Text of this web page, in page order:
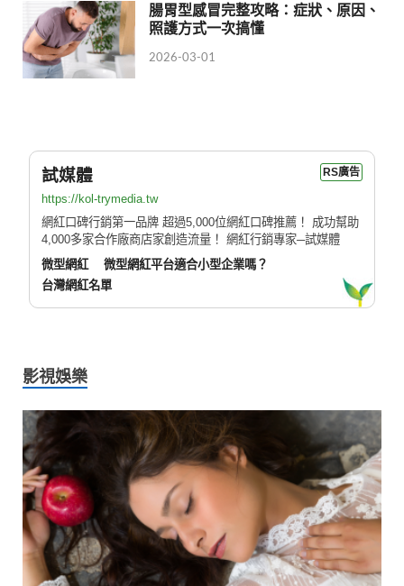
腸胃型感冒完整攻略：症狀、原因、
照護方式一次搞懂
2026-03-01
試媒體 RS廣告
https://kol-trymedia.tw
網紅口碑行銷第一品牌 超過5,000位網紅口碑推薦！ 成功幫助
4,000多家合作廠商店家創造流量！ 網紅行銷專家─試媒體
微型網紅
微型網紅平台適合小型企業嗎？
台灣網紅名單
影視娛樂